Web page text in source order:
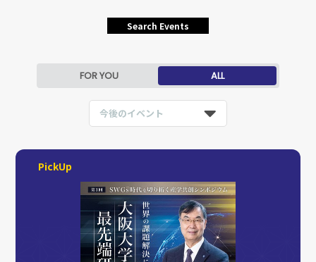
Search Events
FOR YOU ALL
今後のイベント
PickUp